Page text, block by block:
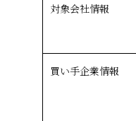
対象会社情報
買い手企業情報